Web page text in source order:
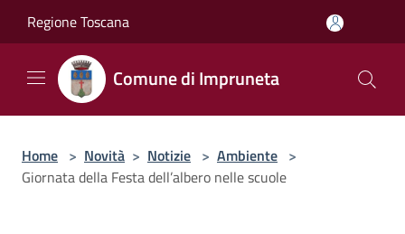
Regione Toscana
Comune di Impruneta
Home > Novità > Notizie > Ambiente >
Giornata della Festa dell’albero nelle scuole